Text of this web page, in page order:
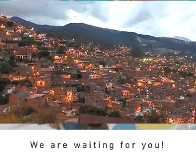
We are waiting for you!